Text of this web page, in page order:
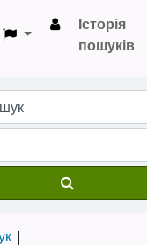
› Електронний
Історія
пошуків